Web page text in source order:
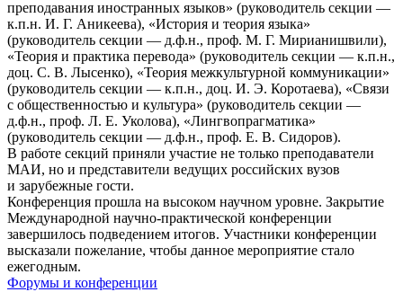
преподавания иностранных языков» (руководитель секции —
к.п.н. И. Г. Аникеева), «История и теория языка»
(руководитель секции — д.ф.н., проф. М. Г. Мирианишвили),
«Теория и практика перевода» (руководитель секции — к.п.н.,
доц. С. В. Лысенко), «Теория межкультурной коммуникации»
(руководитель секции — к.п.н., доц. И. Э. Коротаева), «Связи
с общественностью и культура» (руководитель секции —
д.ф.н., проф. Л. Е. Уколова), «Лингвопрагматика»
(руководитель секции — д.ф.н., проф. Е. В. Сидоров).
В работе секций приняли участие не только преподаватели
МАИ, но и представители ведущих российских вузов
и зарубежные гости.
Конференция прошла на высоком научном уровне. Закрытие
Международной научно-практической конференции
завершилось подведением итогов. Участники конференции
высказали пожелание, чтобы данное мероприятие стало
ежегодным.
Форумы и конференции